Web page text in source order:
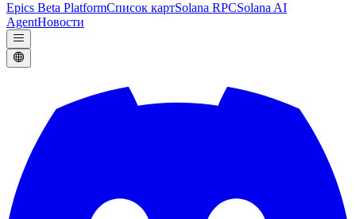
Epics Beta PlatformСписок картSolana RPCSolana AI
AgentНовости